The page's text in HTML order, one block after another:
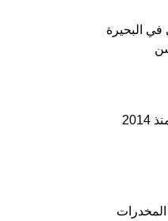
البحيرة
تحولات مصر منذ 2014